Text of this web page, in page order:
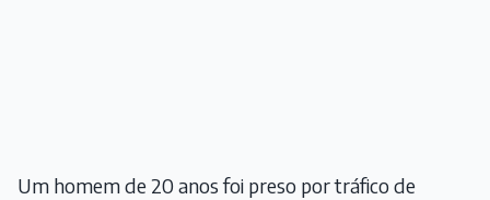
Um homem de 20 anos foi preso por tráfico de